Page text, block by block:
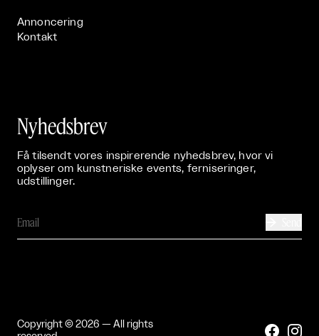
Annoncering
Kontakt
Nyhedsbrev
Få tilsendt vores inspirerende nyhedsbrev, hvor vi
oplyser om kunstneriske events, ferniseringer,
udstillinger.
Copyright © 2026 — All rights
 